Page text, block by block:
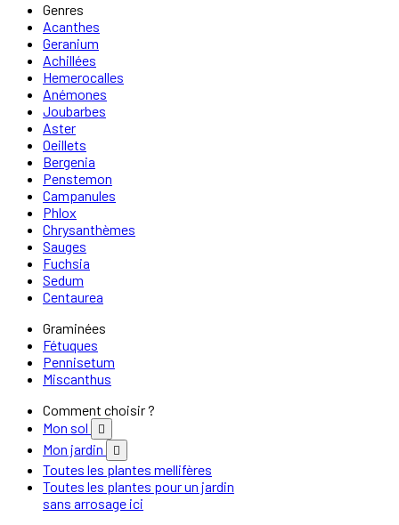
Genres
Acanthes
Geranium
Achillées
Hemerocalles
Anémones
Joubarbes
Aster
Oeillets
Bergenia
Penstemon
Campanules
Phlox
Chrysanthèmes
Sauges
Fuchsia
Sedum
Centaurea
Graminées
Fétuques
Pennisetum
Miscanthus
Comment choisir ?
Mon sol

Mon jardin 
Toutes les plantes mellifères
Toutes les plantes pour un jardin
sans arrosage ici